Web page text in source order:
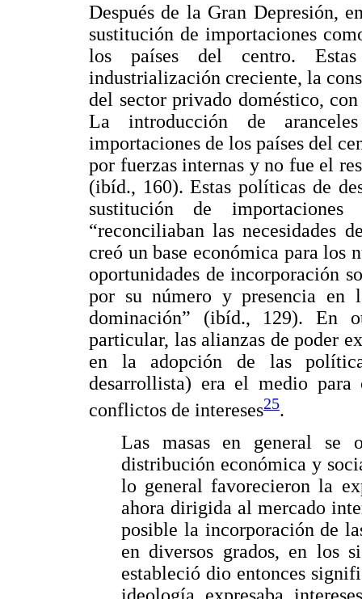
Después de la Gran Depresión,
sustitución de importaciones
los países del centro.
industrialización creciente, la
del sector privado doméstico,
La introducción de
importaciones de los países del
por fuerzas internas y no fue el
(ibíd., 160). Estas políticas de
sustitución de
“reconciliaban las necesidades
creó un base económica para
oportunidades de incorporación
por su número y presencia en
dominación” (ibíd., 129). En
particular, las alianzas de poder
en la adopción de las
desarrollista) era el medio para
conflictos de intereses25.
Las masas en general
distribución económica y
lo general favorecieron la
ahora dirigida al mercado
posible la incorporación de
en diversos grados, en los
estableció dio entonces